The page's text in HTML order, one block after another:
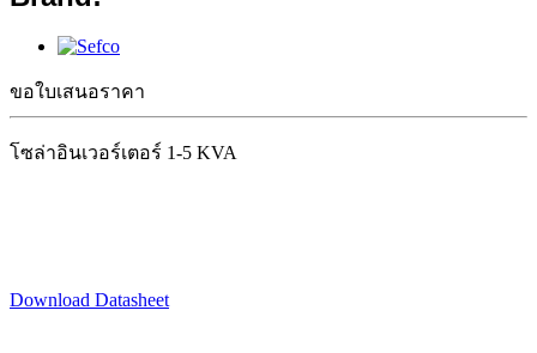
ขอใบเสนอราคา
โซล่าอินเวอร์เตอร์ 1-5 KVA
Download Datasheet